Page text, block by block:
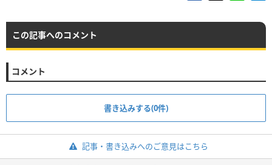
この記事へのコメント
コメント
書き込みする(0件)
記事・書き込みへのご意見はこちら